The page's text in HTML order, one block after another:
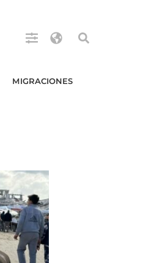
MIGRACIONES